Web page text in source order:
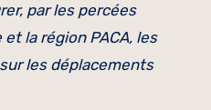
par les percées
la région PACA, les
les déplacements